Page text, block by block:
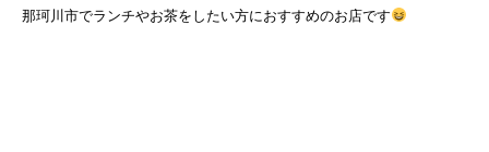
那珂川市でランチやお茶をしたい方におすすめのお店です